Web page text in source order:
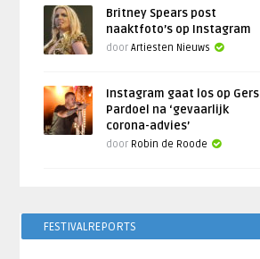
Britney Spears post
naaktfoto’s op Instagram
doorArtiesten Nieuws
Instagram gaat los op Gers
Pardoel na ‘gevaarlijk
corona-advies’
door Robin de Roode
FESTIVALREPORTS